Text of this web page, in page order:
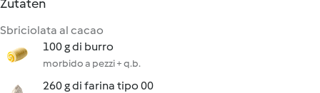
Zutaten
Sbriciolata al cacao
100 g di burro
morbido a pezzi + q.b.
260 g di farina tipo 00